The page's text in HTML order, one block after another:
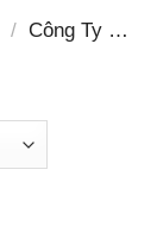
/ Công Ty Cổ